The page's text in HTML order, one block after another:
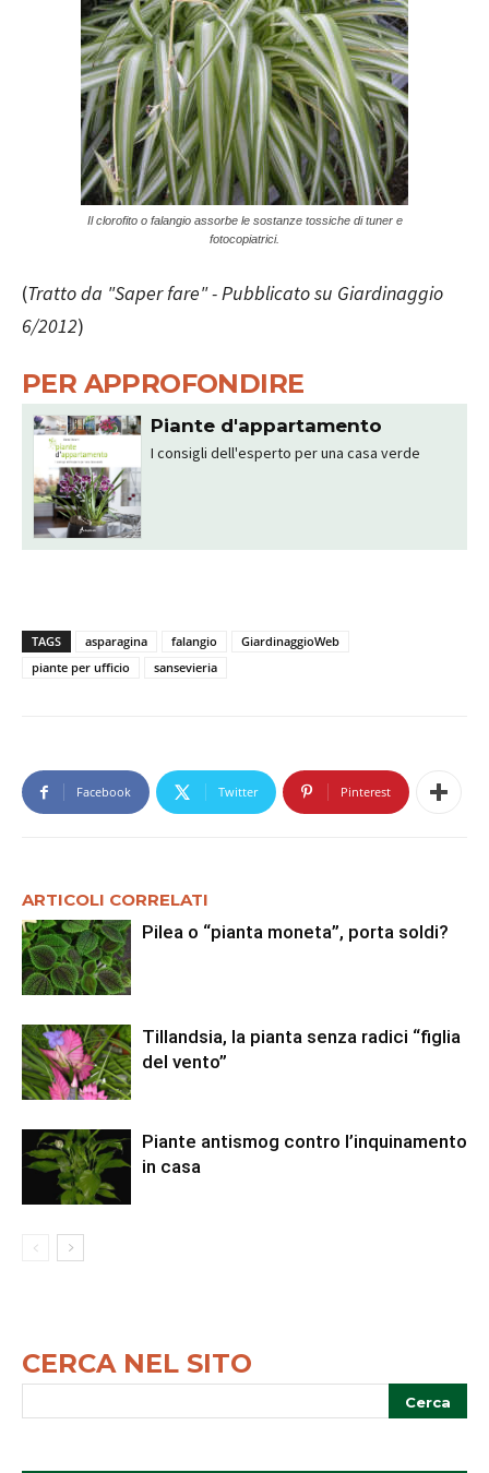
Il clorofito o falangio assorbe le sostanze tossiche di tuner e
fotocopiatrici.
(Tratto da "Saper fare" - Pubblicato su Giardinaggio
6/2012)
PER APPROFONDIRE
Piante d'appartamento
I consigli dell'esperto per una casa verde
TAGS asparagina falangio
GiardinaggioWeb
piante per ufficio
sansevieria
Facebook Twitter Pinterest
ARTICOLI CORRELATI
Pilea o “pianta moneta”, porta soldi?
Tillandsia, la pianta senza radici “figlia
del vento”
Piante antismog contro l’inquinamento
in casa
CERCA NEL SITO